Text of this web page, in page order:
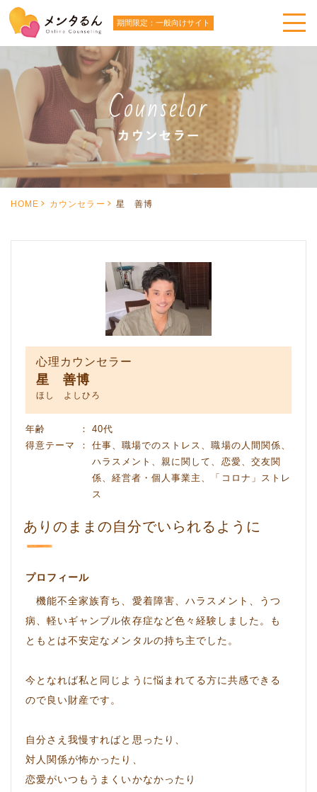
期間限定：一般向けサイト
HOME カウンセラー 星 善博
心理カウンセラー
星 善博
ほし よしひろ
年齢
40代
得意テーマ
仕事、職場でのストレス、職場の人間関係、
ハラスメント、親に関して、恋愛、交友関
係、経営者・個人事業主、「コロナ」ストレ
ス
ありのままの自分でいられるように
プロフィール
機能不全家族育ち、愛着障害、ハラスメント、うつ
病、軽いギャンブル依存症など色々経験しました。も
ともとは不安定なメンタルの持ち主でした。
今となれば私と同じように悩まれてる方に共感できる
ので良い財産です。
自分さえ我慢すればと思ったり、
対人関係が怖かったり、
恋愛がいつもうまくいかなかったり